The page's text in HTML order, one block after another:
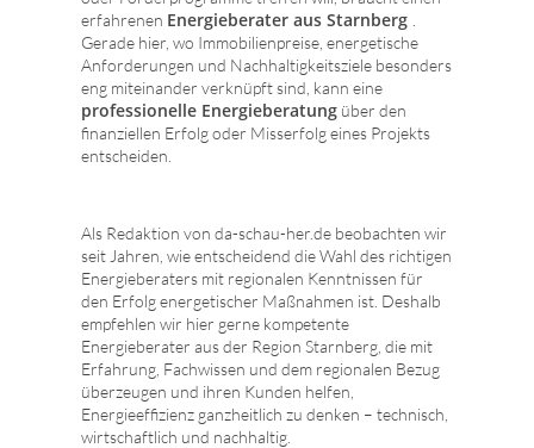
erfahrenen Energieberater aus Starnberg
Gerade hier, wo Immobilienpreise, energetische
Anforderungen und Nachhaltigkeitsziele besonders
eng miteinander verknüpft sind, kann eine
professionelle Energieberatung über den
finanziellen Erfolg oder Misserfolg eines Projekts
entscheiden.
Als Redaktion von da-schau-her.de beobachten wir
seit Jahren, wie entscheidend die Wahl des richtigen
Energieberaters mit regionalen Kenntnissen für
den Erfolg energetischer Maßnahmen ist. Deshalb
empfehlen wir hier gerne kompetente
Energieberater aus der Region Starnberg, die mit
Erfahrung, Fachwissen und dem regionalen Bezug
überzeugen und ihren Kunden helfen,
Energieeffizienz ganzheitlich zu denken – technisch,
wirtschaftlich und nachhaltig.